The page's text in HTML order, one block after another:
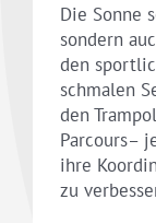
Die Sonne
sondern
den
schmalen
den
Parcours–
ihre
zu